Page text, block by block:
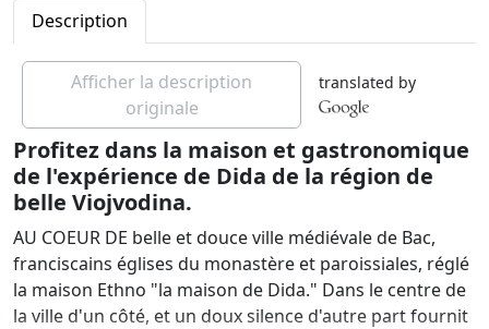
Description
Afficher la description
originale
translated by
Profitez dans la maison et gastronomique
de l'expérience de Dida de la région de
belle Viojvodina.
AU COEUR DE belle et douce ville médiévale de Bac,
franciscains églises du monastère et paroissiales, réglé
la maison Ethno "la maison de Dida." Dans le centre de
la ville d'un côté, et un doux silence d'autre part fournit